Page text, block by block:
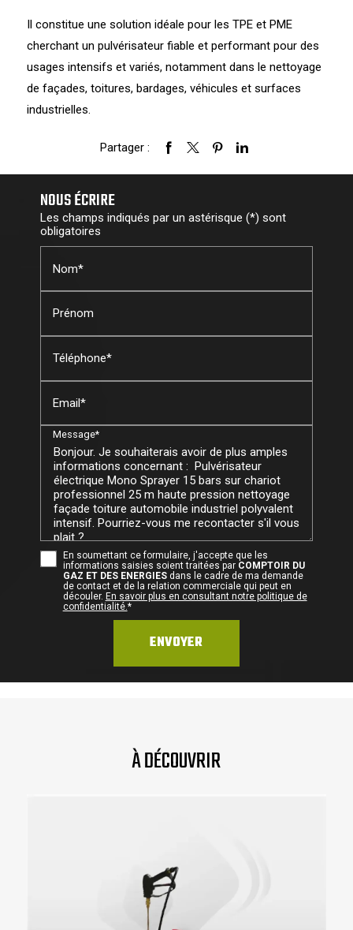
Il constitue une solution idéale pour les TPE et PME
cherchant un pulvérisateur fiable et performant pour des
usages intensifs et variés, notamment dans le nettoyage
de façades, toitures, bardages, véhicules et surfaces
industrielles.
Partager :
NOUS ÉCRIRE
Les champs indiqués par un astérisque (*) sont
obligatoires
Nom*
Prénom
Téléphone*
Email*
Message*
En soumettant ce formulaire, j'accepte que les
informations saisies soient traitées par COMPTOIR DU
GAZ ET DES ENERGIESdans le cadre de ma demande
de contact et de la relation commerciale qui peut en
découler. En savoir plus en consultant notre politique de
confidentialité.*
À DÉCOUVRIR